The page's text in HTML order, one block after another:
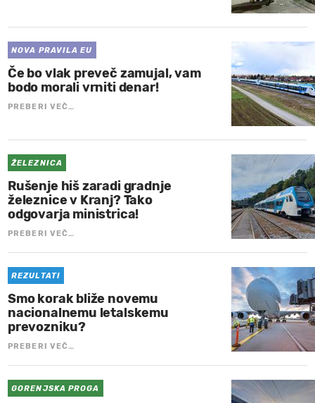
NOVA PRAVILA EU
Če bo vlak preveč zamujal, vam
bodo morali vrniti denar!
PREBERI VEČ…
ŽELEZNICA
Rušenje hiš zaradi gradnje
železnice v Kranj? Tako
odgovarja ministrica!
PREBERI VEČ…
REZULTATI
Smo korak bliže novemu
nacionalnemu letalskemu
prevozniku?
PREBERI VEČ…
GORENJSKA PROGA